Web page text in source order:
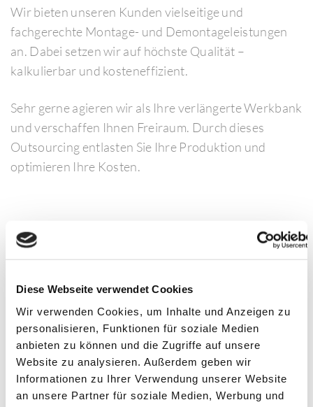
Diese Webseite verwendet Cookies
Wir verwenden Cookies, um Inhalte und Anzeigen zu
personalisieren, Funktionen für soziale Medien
anbieten zu können und die Zugriffe auf unsere
Website zu analysieren. Außerdem geben wir
Informationen zu Ihrer Verwendung unserer Website
an unsere Partner für soziale Medien, Werbung und
Wir bieten unseren Kunden vielseitige und
fachgerechte Montage- und Demontageleistungen
an. Dabei setzen wir auf höchste Qualität –
kalkulierbar und kosteneffizient.
Sehr gerne agieren wir als Ihre verlängerte Werkbank
und verschaffen Ihnen Freiraum. Durch dieses
Outsourcing entlasten Sie Ihre Produktion und
optimieren Ihre Kosten.
BAUGRUPPENMONTAGE